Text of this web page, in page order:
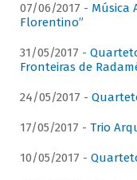
07/06/2017 - Música
Florentino”
31/05/2017 -
Fronteiras de
24/05/2017 -
17/05/2017 - Trio
10/05/2017 -